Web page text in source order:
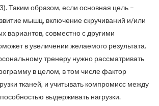
Таким образом, если основная цель –
мышц, включение скручиваний и/или
вариантов, совместно с другими
в увеличении желаемого результата.
тренеру нужно рассматривать
в целом, в том числе фактор
тканей, и учитывать компромисс между
выдерживать нагрузки.